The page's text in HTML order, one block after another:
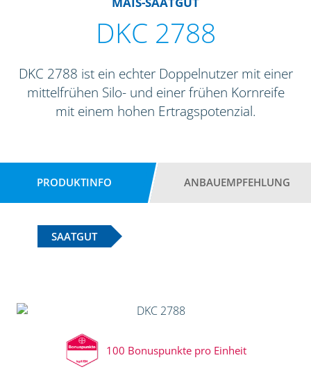
DKC 2788
DKC 2788 ist ein echter Doppelnutzer mit einer
mittelfrühen Silo- und einer frühen Kornreife
mit einem hohen Ertragspotenzial.
PRODUKTINFO ANBAUEMPFEHLUNG
SAATGUT
100 Bonuspunkte pro Einheit